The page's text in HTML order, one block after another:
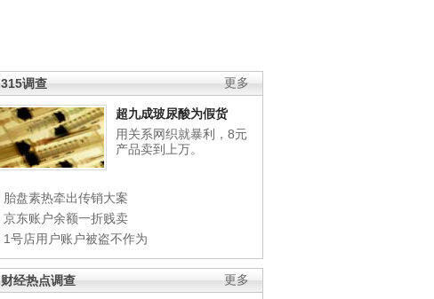
更多
315调查
超九成玻尿酸为假货
用关系网织就暴利，8元
产品卖到上万。
胎盘素热牵出传销大案
京东账户余额一折贱卖
1号店用户账户被盗不作为
更多
财经热点调查